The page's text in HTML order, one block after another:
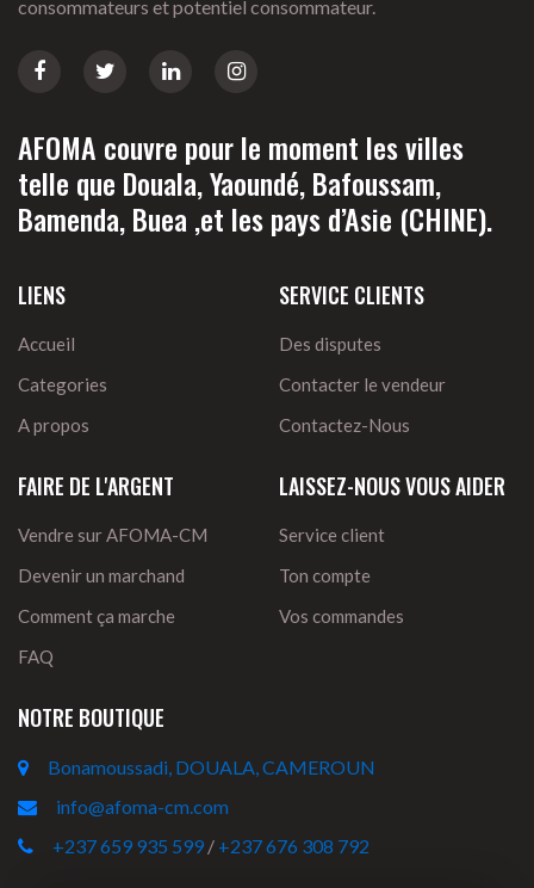
consommateurs et potentiel consommateur.
AFOMA couvre pour le moment les villes
telle que Douala, Yaoundé, Bafoussam,
Bamenda, Buea ,et les pays d’Asie (CHINE).
LIENS
Accueil
Categories
A propos
SERVICE CLIENTS
Des disputes
Contacter le vendeur
Contactez-Nous
FAIRE DE L'ARGENT
Vendre sur AFOMA-CM
Devenir un marchand
Comment ça marche
FAQ
LAISSEZ-NOUS VOUS AIDER
Service client
Ton compte
Vos commandes
NOTRE BOUTIQUE
Bonamoussadi, DOUALA, CAMEROUN
info@afoma-cm.com
+237 659 935 599 / +237 676 308 792